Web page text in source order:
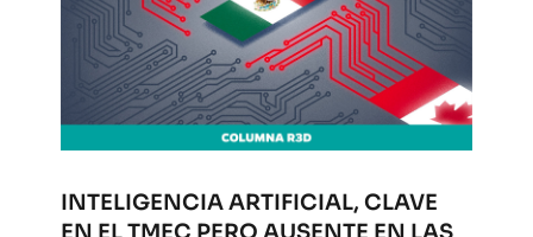
INTELIGENCIA ARTIFICIAL, CLAVE
EN EL TMEC PERO AUSENTE EN LAS